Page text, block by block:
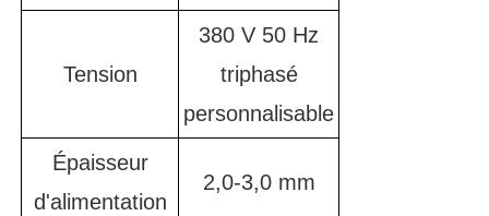
Tension
380 V 50 Hz
triphasé
personnalisable
Épaisseur
d'alimentation
2,0-3,0 mm